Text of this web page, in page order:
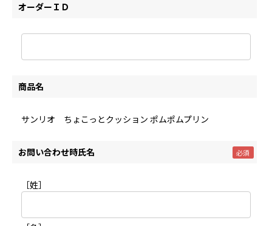
オーダーＩＤ
商品名
サンリオ ちょこっとクッション ポムポムプリン
お問い合わせ時氏名
［姓］